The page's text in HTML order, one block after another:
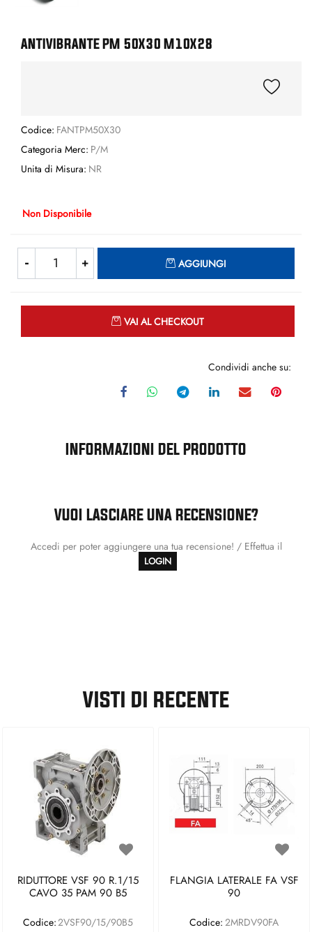
ANTIVIBRANTE PM 50X30 M10X28
Codice: FANTPM50X30
Categoria Merc: P/M
Unita di Misura: NR
Non Disponibile
AGGIUNGI
VAI AL CHECKOUT
Condividi anche su:
INFORMAZIONI DEL PRODOTTO
VUOI LASCIARE UNA RECENSIONE?
Accedi per poter aggiungere una tua recensione! / Effettua il
LOGIN
VISTI DI RECENTE
RIDUTTORE VSF 90 R.1/15
CAVO 35 PAM 90 B5
Codice:2VSF90/15/90B5
FLANGIA LATERALE FA VSF
90
Codice: 2MRDV90FA